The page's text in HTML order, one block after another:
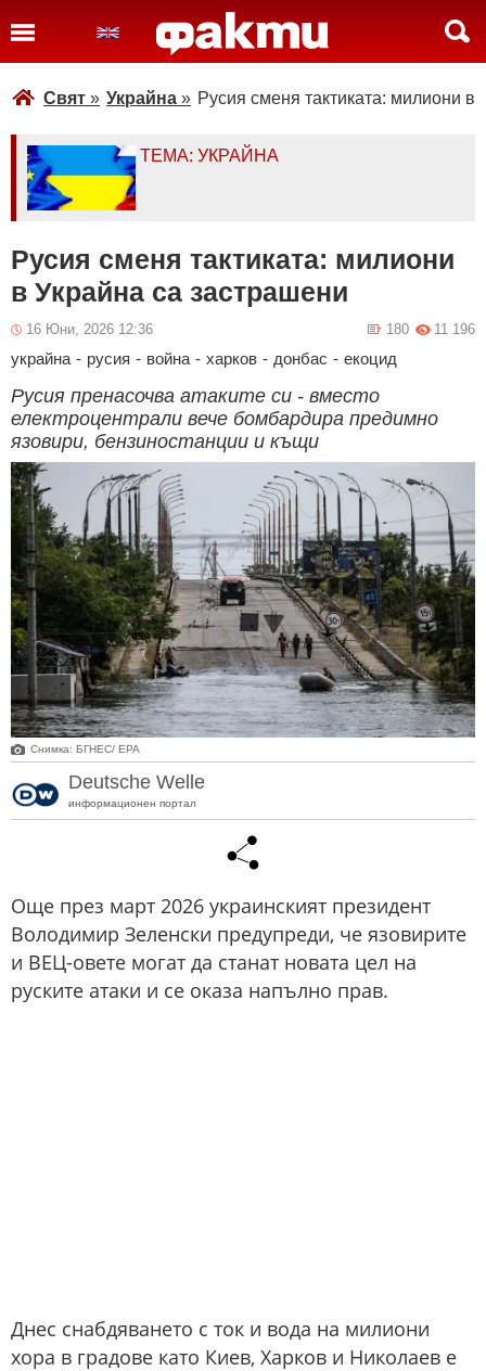
Свят » Украйна » Русия сменя тактиката: милиони в
ТЕМА: УКРАЙНА
Русия сменя тактиката: милиони
в Украйна са застрашени
16 Юни, 2026 12:36 11 196
180
украйна - русия - война - харков - донбас - екоцид
Русия пренасочва атаките си - вместо
електроцентрали вече бомбардира предимно
язовири, бензиностанции и къщи
Снимка: БГНЕС/ EPA
Deutsche Welle
информационен портал
Още през март 2026 украинският президент
Володимир Зеленски предупреди, че язовирите
и ВЕЦ-овете могат да станат новата цел на
руските атаки и се оказа напълно прав.
Днес снабдяването с ток и вода на милиони
хора в градове като Киев, Харков и Николаев е